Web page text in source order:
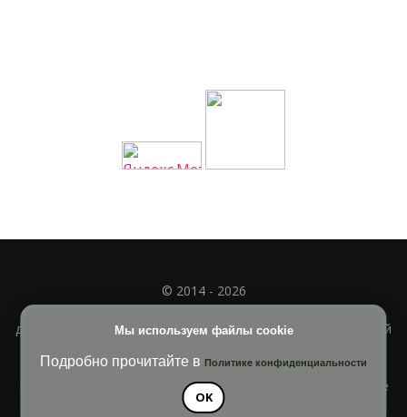
Мы используем файлы cookie
Подробно прочитайте в Политике конфиденциальности
OK
© 2014 - 2026
Полное или частичное использование материала
допускается только при наличии активной и индексируемой
Blossom Diva | РазработанаТемы Blossom
. На платформе
WordPress